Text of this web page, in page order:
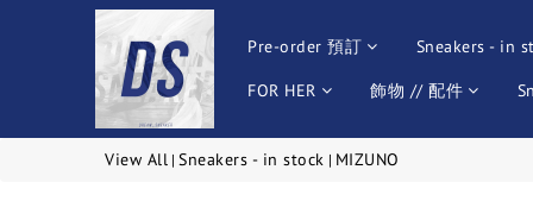
Pre-order 預訂 Sneakers - in
FOR HER 飾物 // 配件
View All | Sneakers - in stock | MIZUNO